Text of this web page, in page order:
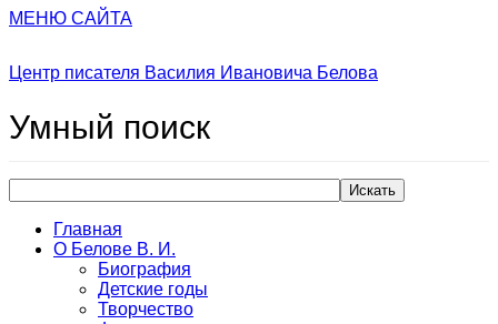
МЕНЮ САЙТА
Центр писателя Василия Ивановича Белова
Умный поиск
Искать
Главная
О Белове В. И.
Биография
Детские годы
Творчество